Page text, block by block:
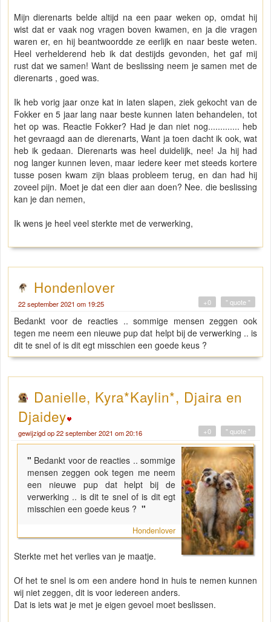
Mijn dierenarts belde altijd na een paar weken op, omdat hij
wist dat er vaak nog vragen boven kwamen, en ja die vragen
waren er, en hij beantwoordde ze eerlijk en naar beste weten.
Heel verhelderend heb ik dat destijds gevonden, het gaf mij
rust dat we samen! Want de beslissing neem je samen met de
dierenarts , goed was.
Ik heb vorig jaar onze kat in laten slapen, ziek gekocht van de
Fokker en 5 jaar lang naar beste kunnen laten behandelen, tot
het op was. Reactie Fokker? Had je dan niet nog............. heb
het gevraagd aan de dierenarts, Want ja toen dacht ik ook, wat
heb ik gedaan. Dierenarts was heel duidelijk, nee! Ja hij had
nog langer kunnen leven, maar iedere keer met steeds kortere
tusse posen kwam zijn blaas probleem terug, en dan had hij
zoveel pijn. Moet je dat een dier aan doen? Nee. die beslissing
kan je dan nemen,
Ik wens je heel veel sterkte met de verwerking,
Hondenlover
22 september 2021 om 19:25 " quote "
+0
Bedankt voor de reacties .. sommige mensen zeggen ook
tegen me neem een nieuwe pup dat helpt bij de verwerking .. is
dit te snel of is dit egt misschien een goede keus ?
Danielle, Kyra*Kaylin*, Djaira en
Djaidey
gewijzigd op 22 september 2021 om 20:16 " quote "
+0
" Bedankt voor de reacties .. sommige
mensen zeggen ook tegen me neem
een nieuwe pup dat helpt bij de
verwerking .. is dit te snel of is dit egt
misschien een goede keus ? "
Hondenlover
Sterkte met het verlies van je maatje.
Of het te snel is om een andere hond in huis te nemen kunnen
wij niet zeggen, dit is voor iedereen anders.
Dat is iets wat je met je eigen gevoel moet beslissen.